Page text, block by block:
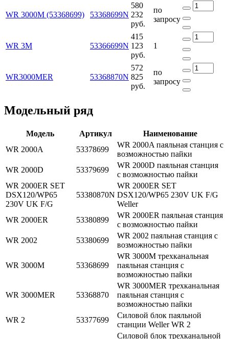
WR 3000M (53368699) 53368699N
580
232
руб.
по
запросу
WR 3M 53366699N
415
123
руб.
1
WR3000MER 53368870N
572
825
руб.
по
запросу
Модельный ряд
Модель Артикул
Наименование
WR 2000A
53378699
WR 2000A паяльная станция с
возможностью пайки
WR 2000D
53379699
WR 2000D паяльная станция
с возможностью пайки
WR 2000ER SET
DSX120/WP65
230V UK F/G
53380870N
WR 2000ER SET
DSX120/WP65 230V UK F/G
Weller
WR 2000ER
53380899
WR 2000ER паяльная станция
с возможностью пайки
WR 2002
53380699
WR 2002 паяльная станция с
возможностью пайки
WR 3000M 53368699
WR 3000M трехканальная
паяльная станция с
возможностью пайки
WR 3000MER 53368870
WR 3000MER трехканальная
паяльная станция с
возможностью пайки
WR 2
53377699
Силовой блок паяльной
станции Weller WR 2
Силовой блок трехканальной